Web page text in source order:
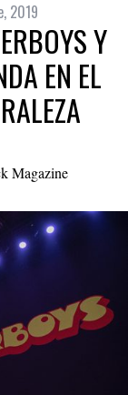
2019
Y
EN EL
Magazine